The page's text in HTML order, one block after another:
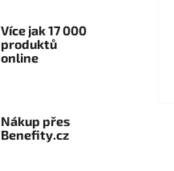
Více jak 17 000
produktů
online
Nákup přes
Benefity.cz